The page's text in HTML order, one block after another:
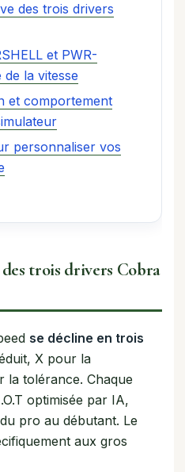
des trois drivers
et PWR-
de la vitesse
et comportement
personnaliser vos
trois drivers Cobra
se décline en trois
X pour la
la tolérance. Chaque
optimisée par IA,
pro au débutant. Le
aux gros